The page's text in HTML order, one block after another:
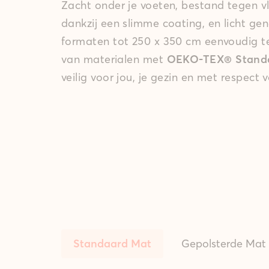
Zacht onder je voeten, bestand tegen
dankzij een slimme coating, en licht
formaten tot 250 x 350 cm eenvoudig
van materialen met OEKO-TEX®
veilig voor jou, je gezin en met respect
Standaard Mat Gepolsterde Mat